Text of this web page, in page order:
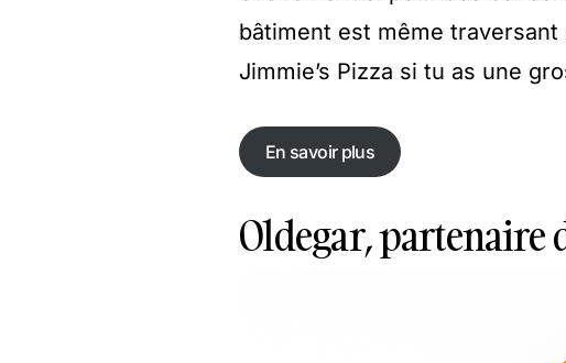
bâtiment est même
Jimmie’s Pizza si tu as une
En savoir plus
En savoir plus
Oldegar, partenaire